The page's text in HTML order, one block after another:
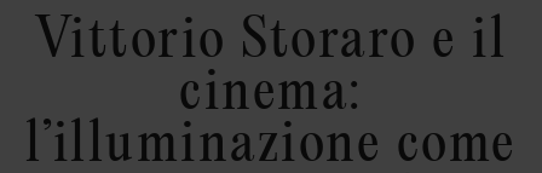
Vittorio Storaro e il
cinema:
l’illuminazione come